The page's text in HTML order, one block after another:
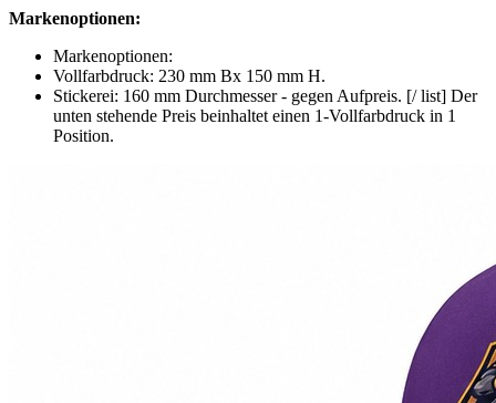
Markenoptionen:
Markenoptionen:
Vollfarbdruck: 230 mm Bx 150 mm H.
Stickerei: 160 mm Durchmesser - gegen Aufpreis. [/ list] Der
unten stehende Preis beinhaltet einen 1-Vollfarbdruck in 1
Position.